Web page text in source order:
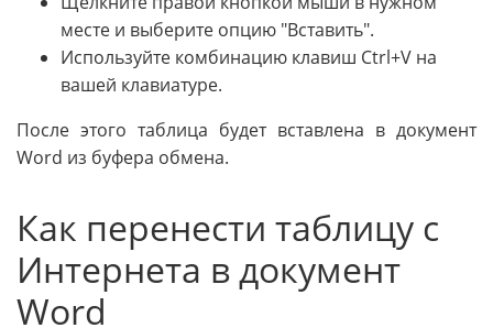
месте и выберите опцию "Вставить".
Используйте комбинацию клавиш Ctrl+V на
вашей клавиатуре.
После этого таблица будет вставлена в документ
Word из буфера обмена.
Как перенести таблицу с
Интернета в документ
Word